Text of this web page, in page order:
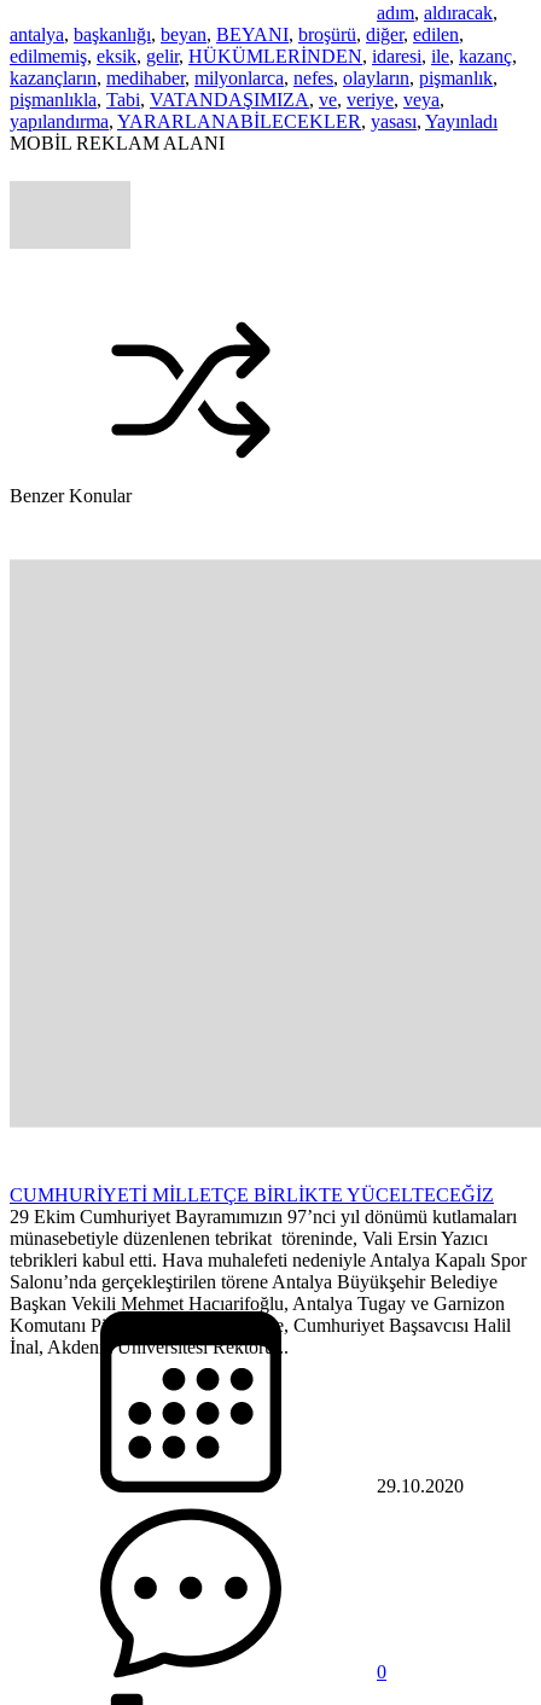
adım, aldıracak,
antalya, başkanlığı, beyan, BEYANI, broşürü, diğer, edilen,
edilmemiş, eksik, gelir, HÜKÜMLERİNDEN, idaresi, ile, kazanç,
kazançların, medihaber, milyonlarca, nefes, olayların, pişmanlık,
pişmanlıkla, Tabi, VATANDAŞIMIZA, ve, veriye, veya,
yapılandırma, YARARLANABİLECEKLER, yasası, Yayınladı
MOBİL REKLAM ALANI
Benzer Konular
CUMHURİYETİ MİLLETÇE BİRLİKTE YÜCELTECEĞİZ
29 Ekim Cumhuriyet Bayramımızın 97’nci yıl dönümü kutlamaları
münasebetiyle düzenlenen tebrikat töreninde, Vali Ersin Yazıcı
tebrikleri kabul etti. Hava muhalefeti nedeniyle Antalya Kapalı Spor
Salonu’nda gerçekleştirilen törene Antalya Büyükşehir Belediye
Başkan Vekili Mehmet Hacıarifoğlu, Antalya Tugay ve Garnizon
Komutanı Piyade Albay Erdal Köse, Cumhuriyet Başsavcısı Halil
İnal, Akdeniz Üniversitesi Rektörü...
29.10.2020
0